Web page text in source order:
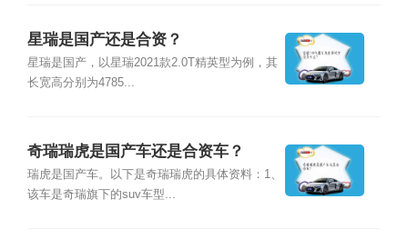
星瑞是国产还是合资？
星瑞是国产，以星瑞2021款2.0T精英型为例，其
长宽高分别为4785...
奇瑞瑞虎是国产车还是合资车？
瑞虎是国产车。以下是奇瑞瑞虎的具体资料：1、
该车是奇瑞旗下的suv车型...